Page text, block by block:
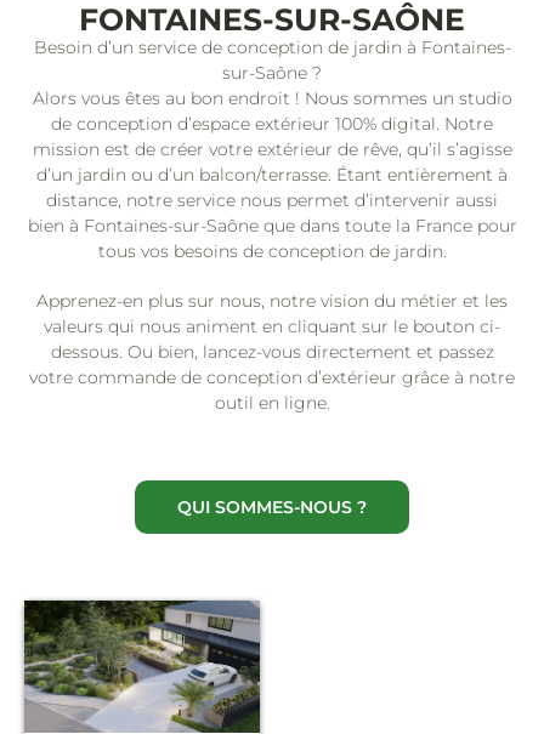
FONTAINES-SUR-SAÔNE
Besoin d’un service de conception de jardin à Fontaines-
sur-Saône ?
Alors vous êtes au bon endroit ! Nous sommes un studio
de conception d’espace extérieur 100% digital. Notre
mission est de créer votre extérieur de rêve, qu’il s’agisse
d’un jardin ou d’un balcon/terrasse. Étant entièrement à
distance, notre service nous permet d’intervenir aussi
bien à Fontaines-sur-Saône que dans toute la France pour
tous vos besoins de conception de jardin.
Apprenez-en plus sur nous, notre vision du métier et les
valeurs qui nous animent en cliquant sur le bouton ci-
dessous. Ou bien, lancez-vous directement et passez
votre commande de conception d’extérieur grâce à notre
outil en ligne.
QUI SOMMES-NOUS ?